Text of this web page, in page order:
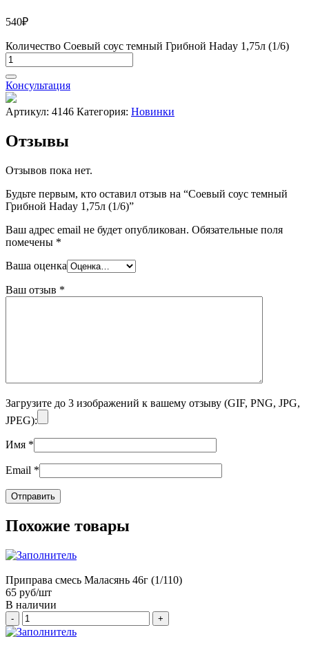
540₽
Количество Соевый соус темный Грибной Haday 1,75л (1/6)
Консультация
Артикул: 4146 Категория: Новинки
Отзывы
Отзывов пока нет.
Будьте первым, кто оставил отзыв на “Соевый соус темный
Грибной Haday 1,75л (1/6)”
Ваш адрес email не будет опубликован. Обязательные поля
помечены *
Ваша оценка
Ваш отзыв *
Загрузите до 3 изображений к вашему отзыву (GIF, PNG, JPG,
JPEG):
Имя *
Email *
Похожие товары
Приправа смесь Маласянь 46г (1/110)
65 руб/шт
В наличии
- +